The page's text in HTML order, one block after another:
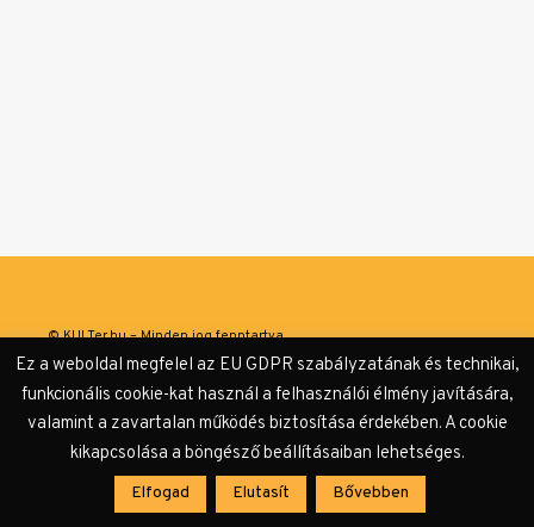
© KULTer.hu – Minden jog fenntartva
Adatvédelmi tájékoztató
Ez a weboldal megfelel az EU GDPR szabályzatának és technikai,
funkcionális cookie-kat használ a felhasználói élmény javítására,
valamint a zavartalan működés biztosítása érdekében. A cookie
kikapcsolása a böngésző beállításaiban lehetséges.
Elfogad Elutasít Bővebben